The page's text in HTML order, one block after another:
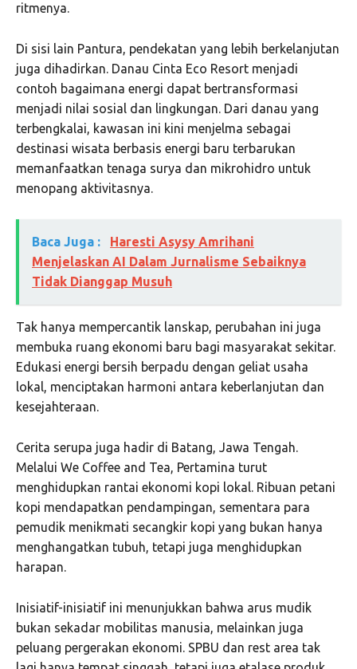
ritmenya.
Di sisi lain Pantura, pendekatan yang lebih berkelanjutan
juga dihadirkan. Danau Cinta Eco Resort menjadi
contoh bagaimana energi dapat bertransformasi
menjadi nilai sosial dan lingkungan. Dari danau yang
terbengkalai, kawasan ini kini menjelma sebagai
destinasi wisata berbasis energi baru terbarukan
memanfaatkan tenaga surya dan mikrohidro untuk
menopang aktivitasnya.
Baca Juga :
Haresti Asysy Amrihani
Menjelaskan AI Dalam Jurnalisme Sebaiknya
Tidak Dianggap Musuh
Tak hanya mempercantik lanskap, perubahan ini juga
membuka ruang ekonomi baru bagi masyarakat sekitar.
Edukasi energi bersih berpadu dengan geliat usaha
lokal, menciptakan harmoni antara keberlanjutan dan
kesejahteraan.
Cerita serupa juga hadir di Batang, Jawa Tengah.
Melalui We Coffee and Tea, Pertamina turut
menghidupkan rantai ekonomi kopi lokal. Ribuan petani
kopi mendapatkan pendampingan, sementara para
pemudik menikmati secangkir kopi yang bukan hanya
menghangatkan tubuh, tetapi juga menghidupkan
harapan.
Inisiatif-inisiatif ini menunjukkan bahwa arus mudik
bukan sekadar mobilitas manusia, melainkan juga
peluang pergerakan ekonomi. SPBU dan rest area tak